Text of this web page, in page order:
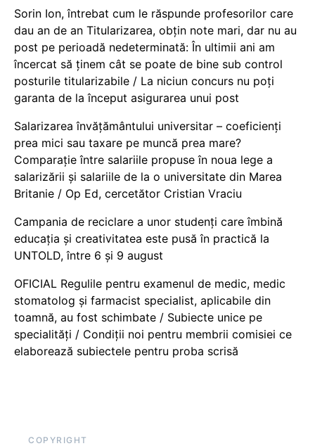
Sorin Ion, întrebat cum le răspunde profesorilor care
dau an de an Titularizarea, obțin note mari, dar nu au
post pe perioadă nedeterminată: În ultimii ani am
încercat să ținem cât se poate de bine sub control
posturile titularizabile / La niciun concurs nu poți
garanta de la început asigurarea unui post
Salarizarea învățământului universitar – coeficienți
prea mici sau taxare pe muncă prea mare?
Comparație între salariile propuse în noua lege a
salarizării și salariile de la o universitate din Marea
Britanie / Op Ed, cercetător Cristian Vraciu
Campania de reciclare a unor studenți care îmbină
educația și creativitatea este pusă în practică la
UNTOLD, între 6 și 9 august
OFICIAL Regulile pentru examenul de medic, medic
stomatolog și farmacist specialist, aplicabile din
toamnă, au fost schimbate / Subiecte unice pe
specialități / Condiții noi pentru membrii comisiei ce
elaborează subiectele pentru proba scrisă
COPYRIGHT